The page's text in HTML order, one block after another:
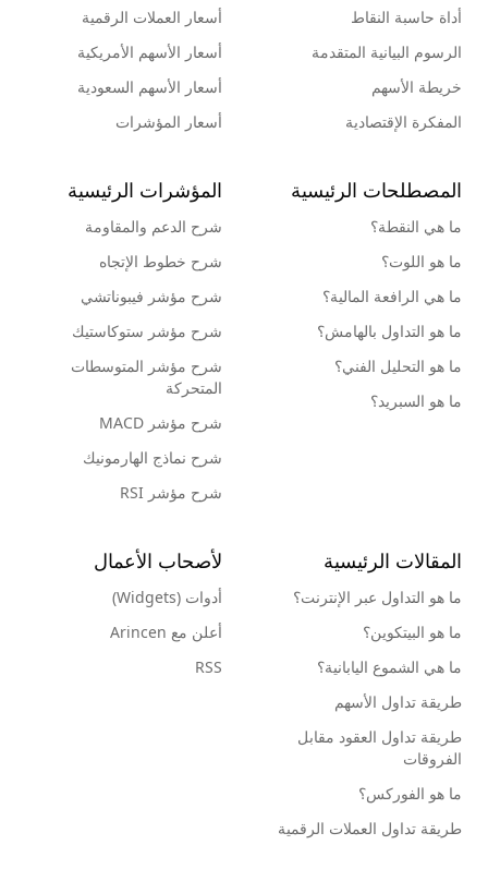
أداة حاسبة النقاط
الرسوم البيانية المتقدمة
خريطة الأسهم
المفكرة الإقتصادية
أسعار العملات الرقمية
أسعار الأسهم الأمريكية
أسعار الأسهم السعودية
أسعار المؤشرات
المصطلحات الرئيسية
ما هي النقطة؟
ما هو اللوت؟
ما هي الرافعة المالية؟
ما هو التداول بالهامش؟
ما هو التحليل الفني؟
ما هو السبريد؟
المؤشرات الرئيسية
شرح الدعم والمقاومة
شرح خطوط الإتجاه
شرح مؤشر فيبوناتشي
شرح مؤشر ستوكاستيك
شرح مؤشر المتوسطات
المتحركة
شرح مؤشر MACD
شرح نماذج الهارمونيك
شرح مؤشر RSI
المقالات الرئيسية
ما هو التداول عبر الإنترنت؟
ما هو البيتكوين؟
ما هي الشموع اليابانية؟
طريقة تداول الأسهم
طريقة تداول العقود مقابل
الفروقات
ما هو الفوركس؟
طريقة تداول العملات الرقمية
لأصحاب الأعمال
أدوات (Widgets)
أعلن مع Arincen
RSS